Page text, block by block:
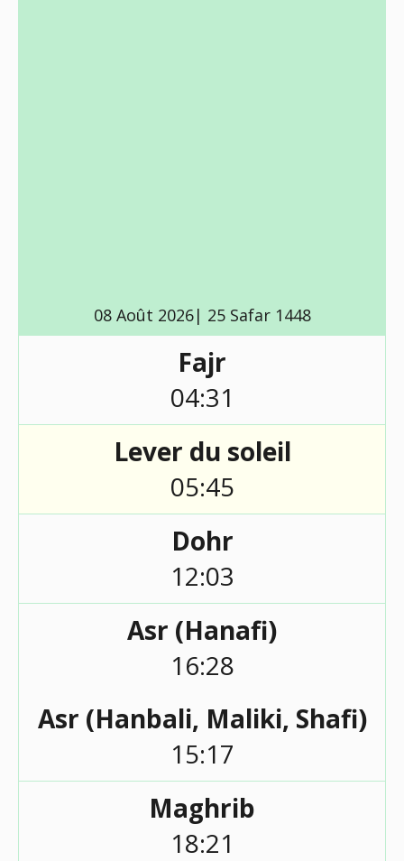
08 Août 2026| 25 Safar 1448
Fajr
04:31
Lever du soleil
05:45
Dohr
12:03
Asr (Hanafi)
16:28
Asr (Hanbali, Maliki, Shafi)
15:17
Maghrib
18:21